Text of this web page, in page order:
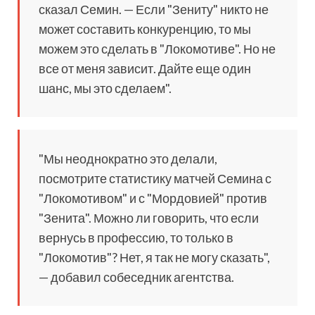
сказал Семин. — Если "Зениту" никто не
может составить конкуренцию, то мы
можем это сделать в "Локомотиве". Но не
все от меня зависит. Дайте еще один
шанс, мы это сделаем".
"Мы неоднократно это делали,
посмотрите статистику матчей Семина с
"Локомотивом" и с "Мордовией" против
"Зенита". Можно ли говорить, что если
вернусь в профессию, то только в
"Локомотив"? Нет, я так не могу сказать",
— добавил собеседник агентства.